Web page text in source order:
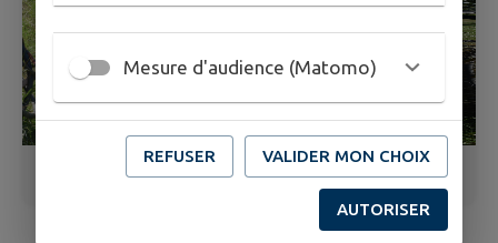
3 /11
Mesure d'audience (Matomo)
REFUSER VALIDER MON CHOIX
AUTORISER